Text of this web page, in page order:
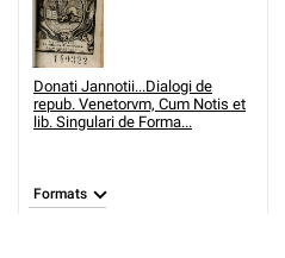
Donati Jannotii...Dialogi de
repub. Venetorvm, Cum Notis et
lib. Singulari de Forma...
Formats